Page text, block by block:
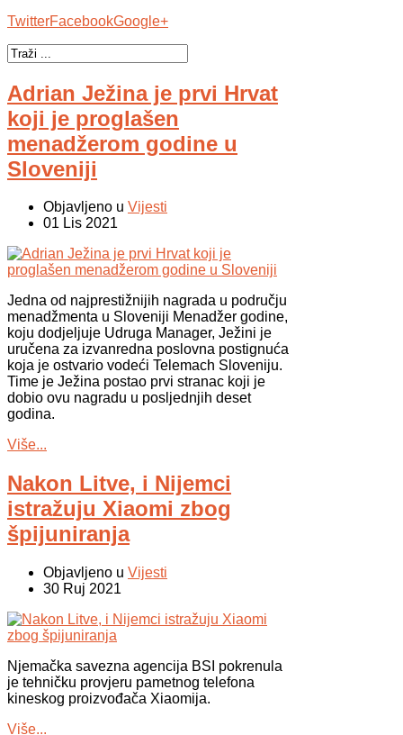
TwitterFacebookGoogle+
Adrian Ježina je prvi Hrvat
koji je proglašen
menadžerom godine u
Sloveniji
Objavljeno u Vijesti
01 Lis 2021
Jedna od najprestižnijih nagrada u području
menadžmenta u Sloveniji Menadžer godine,
koju dodjeljuje Udruga Manager, Ježini je
uručena za izvanredna poslovna postignuća
koja je ostvario vodeći Telemach Sloveniju.
Time je Ježina postao prvi stranac koji je
dobio ovu nagradu u posljednjih deset
godina.
Više...
Nakon Litve, i Nijemci
istražuju Xiaomi zbog
špijuniranja
Objavljeno u Vijesti
30 Ruj 2021
Njemačka savezna agencija BSI pokrenula
je tehničku provjeru pametnog telefona
kineskog proizvođača Xiaomija.
Više...